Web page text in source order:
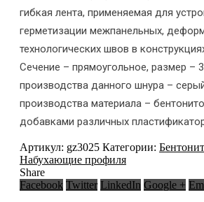
гибкая лента, применяемая для
герметизации межпанельных,
технологических швов в
Сечение – прямоугольное, размер –
производства данного шнура –
производства материала –
добавками различных
Артикул: gz3025 Категории:
Набухающие профиля
Share
Facebook Twitter LinkedIn Google +